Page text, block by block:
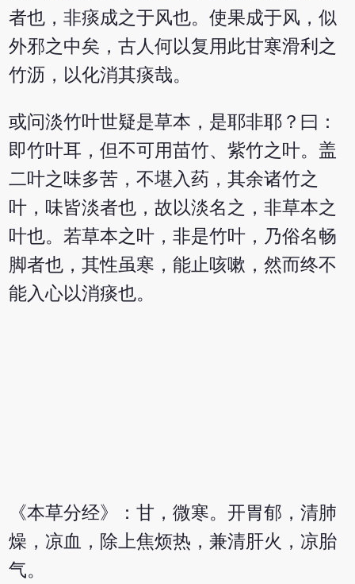
者也，非痰成之于风也。使果成于风，似
外邪之中矣，古人何以复用此甘寒滑利之
竹沥，以化消其痰哉。
或问淡竹叶世疑是草本，是耶非耶？曰：
即竹叶耳，但不可用苗竹、紫竹之叶。盖
二叶之味多苦，不堪入药，其余诸竹之
叶，味皆淡者也，故以淡名之，非草本之
叶也。若草本之叶，非是竹叶，乃俗名畅
脚者也，其性虽寒，能止咳嗽，然而终不
能入心以消痰也。
《本草分经》：甘，微寒。开胃郁，清肺
燥，凉血，除上焦烦热，兼清肝火，凉胎
气。